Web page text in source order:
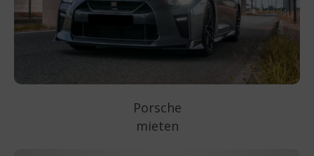
Porsche
mieten